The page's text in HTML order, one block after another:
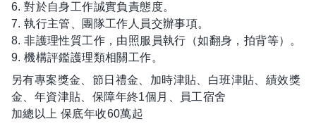
6. 對於自身工作誠實負責態度。
7. 執行主管、團隊工作人員交辦事項。
8. 非護理性質工作，由照服員執行（如翻身，拍背等）。
9. 機構評鑑護理類相關工作。
另有專案獎金、節日禮金、加時津貼、白班津貼、績效獎
金、年資津貼、保障年終1個月、員工宿舍
加總以上 保底年收60萬起